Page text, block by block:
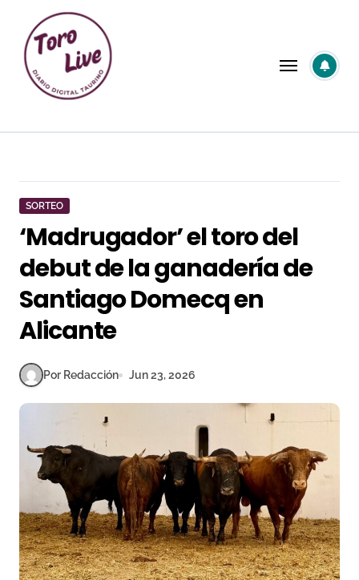
contenido
SORTEO
‘Madrugador’ el toro del
debut de la ganadería de
Santiago Domecq en
Alicante
Por Redacción Jun 23, 2026